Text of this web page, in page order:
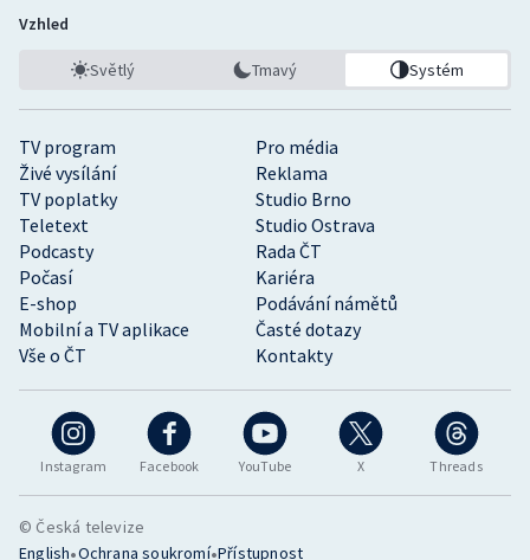
Instagram Facebook YouTube X Threads
TV program
Pro média
Živé vysílání
Reklama
TV poplatky
Studio Brno
Teletext
Studio Ostrava
Podcasty
Rada ČT
Počasí
Kariéra
E-shop
Podávání námětů
Mobilní a TV aplikace
Časté dotazy
Vše o ČT
Kontakty
Vzhled
Světlý Tmavý Systém
© Česká televize
English•Ochrana soukromí•Přístupnost